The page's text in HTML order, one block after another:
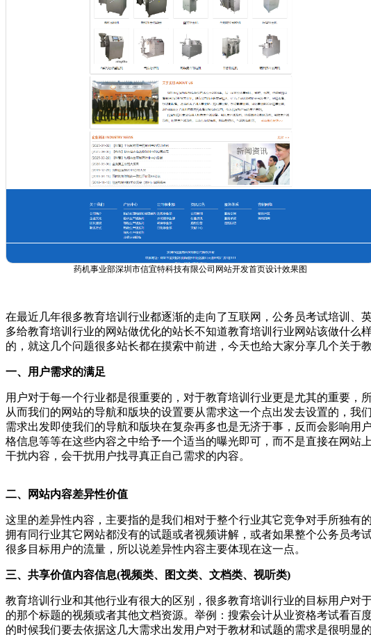
药机事业部深圳市信宜特科技有限公司网站开发首页设计效果图
在最近几年很多教育培训行业都逐渐的走向了互联网，公务员考试培训
多给教育培训行业的网站做优化的站长不知道教育培训行业网站该做什
的，就这几个问题很多站长都在摸索中前进，今天也给大家分享几个关于
一、用户需求的满足
用户对于每一个行业都是很重要的，对于教育培训行业更是尤其的重要，
从而我们的网站的导航和版块的设置要从需求这一个点出发去设置的，
需求出发即使我们的导航和版块在复杂再多也是无济于事，反而会影响用
格信息等等在这些内容之中给予一个适当的曝光即可，而不是直接在网
干扰内容，会干扰用户找寻真正自己需求的内容。
二、网站内容差异性价值
这里的差异性内容，主要指的是我们相对于整个行业其它竞争对手所独
拥有同行业其它网站都没有的试题或者视频讲解，或者如果整个公务员
很多目标用户的流量，所以说差异性内容主要体现在这一点。
三、共享价值内容信息(视频类、图文类、文档类、视听类)
教育培训行业和其他行业有很大的区别，很多教育培训行业的目标用户
的那个标题的视频或者其他文档资源。 举例：搜索会计从业资格考试看百
的时候我们要去依据这几大需求出发用户对于教材和试题的需求是很明显